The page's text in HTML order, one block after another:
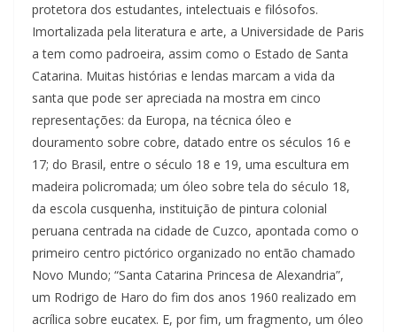
protetora dos estudantes, intelectuais e filósofos.
Imortalizada pela literatura e arte, a Universidade de Paris
a tem como padroeira, assim como o Estado de Santa
Catarina. Muitas histórias e lendas marcam a vida da
santa que pode ser apreciada na mostra em cinco
representações: da Europa, na técnica óleo e
douramento sobre cobre, datado entre os séculos 16 e
17; do Brasil, entre o século 18 e 19, uma escultura em
madeira policromada; um óleo sobre tela do século 18,
da escola cusquenha, instituição de pintura colonial
peruana centrada na cidade de Cuzco, apontada como o
primeiro centro pictórico organizado no então chamado
Novo Mundo; “Santa Catarina Princesa de Alexandria”,
um Rodrigo de Haro do fim dos anos 1960 realizado em
acrílica sobre eucatex. E, por fim, um fragmento, um óleo